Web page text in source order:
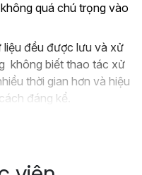
quá chú trọng vào
liệu đều được lưu và xử
không biết thao tác xử
thời gian hơn và hiệu
đáng kể.